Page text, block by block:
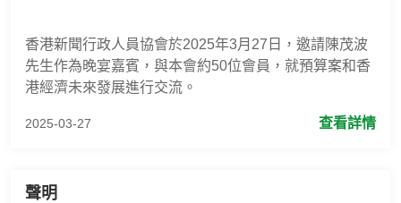
香港新聞行政人員協會於2025年3月27日，邀請陳茂波
先生作為晚宴嘉賓，與本會約50位會員，就預算案和香
港經濟未來發展進行交流。
2025-03-27 查看詳情
聲明